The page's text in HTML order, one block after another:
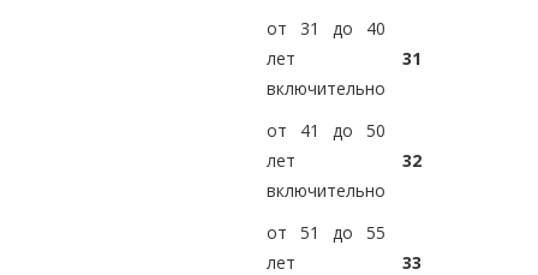
от 31 до 40
лет
включительно
31
от 41 до 50
лет
включительно
32
от 51 до 55
лет
33